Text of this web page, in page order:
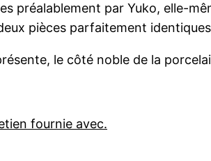
préalablement par Yuko, elle-
pièces parfaitement
le côté noble de la
fournie avec.